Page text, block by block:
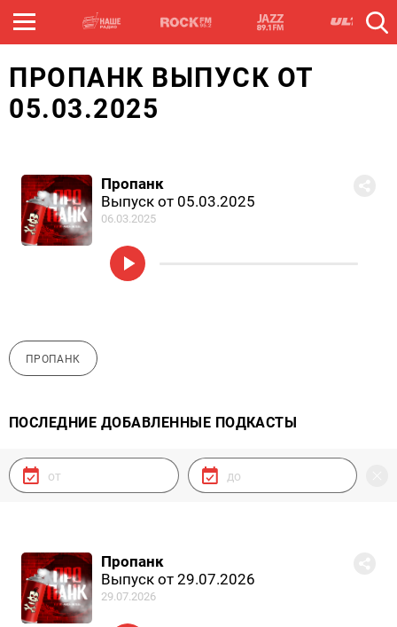
ПРОПАНК ВЫПУСК ОТ
05.03.2025
Пропанк
Выпуск от 05.03.2025
06.03.2025
ПРОПАНК
ПОСЛЕДНИЕ ДОБАВЛЕННЫЕ ПОДКАСТЫ
Пропанк
Выпуск от 29.07.2026
29.07.2026